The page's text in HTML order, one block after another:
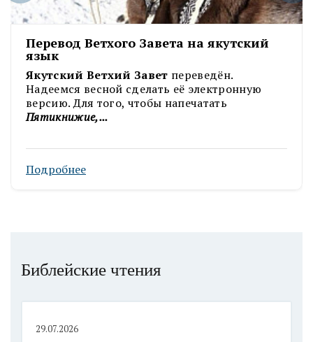
Перевод Ветхого Завета на якутский
язык
Якутский Ветхий Завет переведён.
Надеемся весной сделать её электронную
версию. Для того, чтобы напечатать
Пятикнижие,...
Подробнее
Библейские чтения
29.07.2026